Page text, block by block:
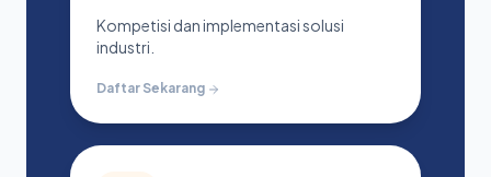
Kompetisi dan implementasi solusi
industri.
Daftar Sekarang